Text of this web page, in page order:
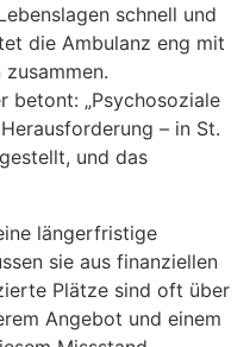
schnell und
die Ambulanz eng mit
betont: „Psychosoziale
– in St.
und das
längerfristige
sie aus finanziellen
Plätze sind oft über
Angebot und einem